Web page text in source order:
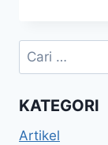
KATEGORI
Artikel